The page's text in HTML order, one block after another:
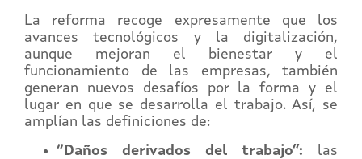
La reforma recoge expresamente que los
avances tecnológicos y la digitalización,
aunque mejoran el bienestar y el
funcionamiento de las empresas, también
generan nuevos desafíos por la forma y el
lugar en que se desarrolla el trabajo. Así, se
amplían las definiciones de:
“Daños derivados del trabajo”: las